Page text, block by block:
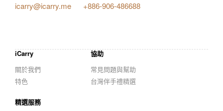
icarry@icarry.me +886-906-486688
iCarry
關於我們
特色
協助
常見問題與幫助
台灣伴手禮精選
精選服務